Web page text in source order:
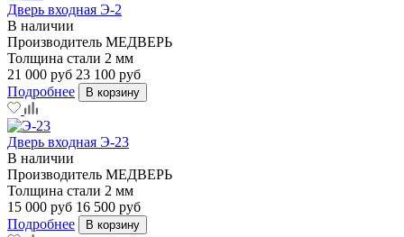
Дверь входная Э-2
В наличии
Производитель МЕДВЕРЬ
Толщина стали 2 мм
21 000 руб 23 100 руб
Подробнее
В корзину
Дверь входная Э-23
В наличии
Производитель МЕДВЕРЬ
Толщина стали 2 мм
15 000 руб 16 500 руб
Подробнее
В корзину